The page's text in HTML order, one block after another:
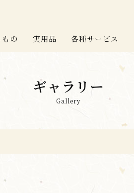
もの 実用品 各種サービス
ギャラリー
Gallery